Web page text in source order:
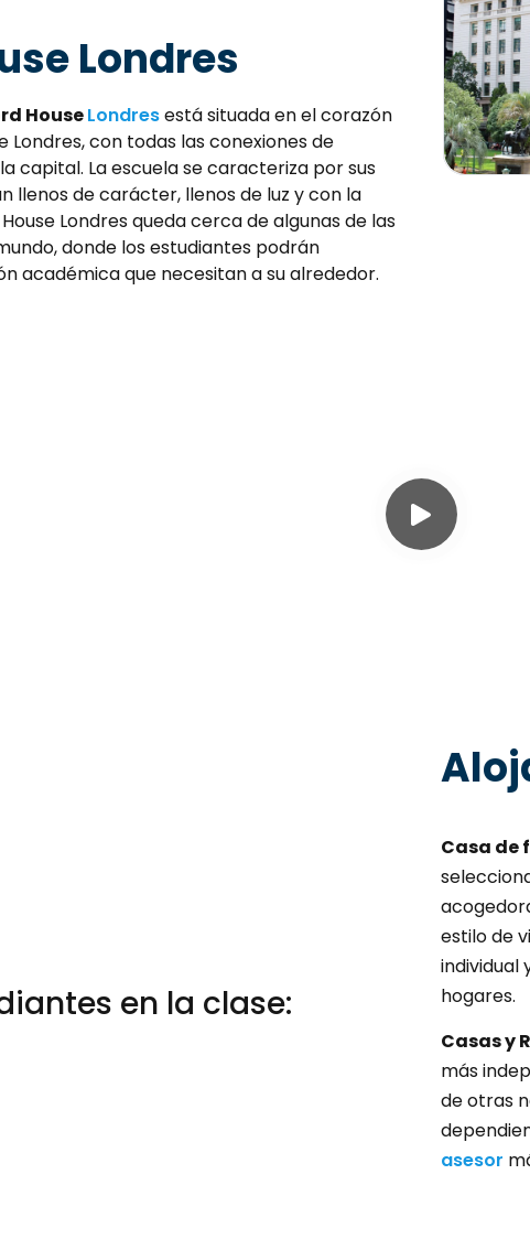
Londres
HouseLondresestá situada en el corazón
Londres, con todas las conexiones de
capital. La escuela se caracteriza por sus
llenos de carácter, llenos de luz y con la
Londres queda cerca de algunas de las
donde los estudiantes podrán
académica que necesitan a su alrededor.
en la clase:
Casa de
estilo de
individual
hogares.
Casas y
más
de otras
asesor